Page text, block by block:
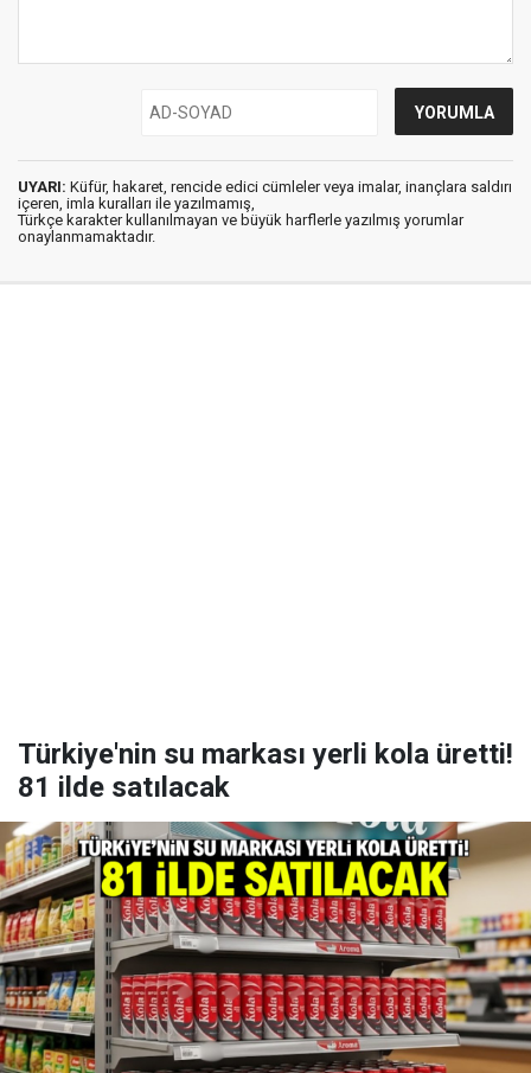
UYARI: Küfür, hakaret, rencide edici cümleler veya imalar, inançlara saldırı
içeren, imla kuralları ile yazılmamış,
Türkçe karakter kullanılmayan ve büyük harflerle yazılmış yorumlar
onaylanmamaktadır.
Türkiye'nin su markası yerli kola üretti!
81 ilde satılacak